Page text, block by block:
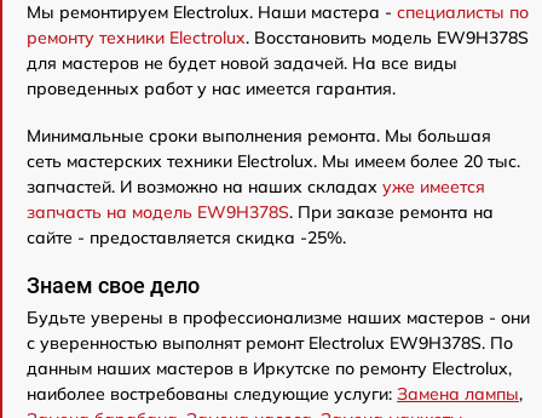
Мы ремонтируем Electrolux. Наши мастера - специалисты по
ремонту техники Electrolux. Восстановить модель EW9H378S
для мастеров не будет новой задачей. На все виды
проведенных работ у нас имеется гарантия.
Минимальные сроки выполнения ремонта. Мы большая
сеть мастерских техники Electrolux. Мы имеем более 20 тыс.
запчастей. И возможно на наших складах уже имеется
запчасть на модель EW9H378S. При заказе ремонта на
сайте - предоставляется скидка -25%.
Знаем свое дело
Будьте уверены в профессионализме наших мастеров - они
с уверенностью выполнят ремонт Electrolux EW9H378S. По
данным наших мастеров в Иркутске по ремонту Electrolux,
наиболее востребованы следующие услуги: Замена лампы,